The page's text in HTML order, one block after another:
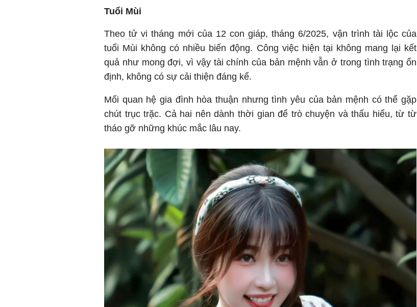
Tuổi Mùi
Theo tử vi tháng mới của 12 con giáp, tháng 6/2025, vận trình tài lộc của
tuổi Mùi không có nhiều biến động. Công việc hiện tại không mang lại kết
quả như mong đợi, vì vậy tài chính của bản mệnh vẫn ở trong tình trạng ổn
định, không có sự cải thiện đáng kể.
Mối quan hệ gia đình hòa thuận nhưng tình yêu của bản mệnh có thể gặp
chút trục trặc. Cả hai nên dành thời gian để trò chuyện và thấu hiểu, từ từ
tháo gỡ những khúc mắc lâu nay.